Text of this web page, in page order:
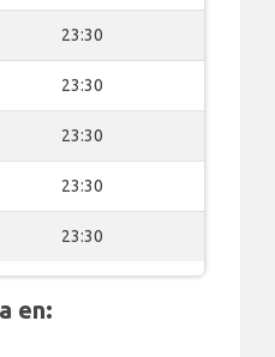
23:30
23:30
23:30
23:30
23:30
en: